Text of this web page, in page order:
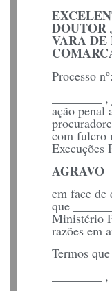
DOUTOR
VARA DE
Processo
,
ação penal
com fulcro
Execuções
AGRAVO
em face de
que
Ministério
razões em
Termos
________